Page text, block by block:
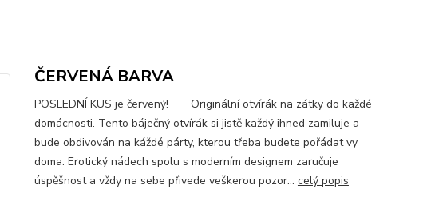
ČERVENÁ BARVA
POSLEDNÍ KUS je červený! Originální otvírák na zátky do každé
domácnosti. Tento báječný otvírák si jistě každý ihned zamiluje a
bude obdivován na káždé párty, kterou třeba budete pořádat vy
doma. Erotický nádech spolu s moderním designem zaručuje
úspěšnost a vždy na sebe přivede veškerou pozor... celý popis